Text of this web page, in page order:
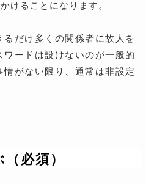
けることになります。
だけ多くの関係者に故人を
ードは設けないのが一般的
がない限り、通常は非設定
必須）